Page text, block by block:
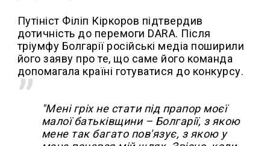
Путініст Філіп Кіркоров підтвердив
дотичність до перемоги DARA. Після
тріумфу Болгарії російські медіа поширили
його заяву про те, що саме його команда
допомагала країні готуватися до конкурсу.
"Мені гріх не стати під прапор моєї
малої батьківщини – Болгарії, з якою
мене так багато пов'язує, з якою у